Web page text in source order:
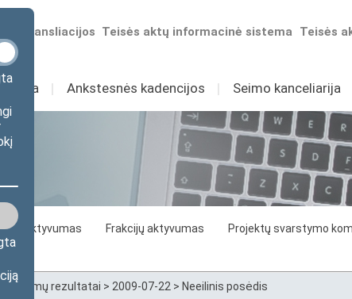
Teisės
Teisės aktų informacinė sistema
transliacijos
Veikla I Ankstesnės kadencijos I Seimo kanceliarija
aktyvumas Frakcijų aktyvumas
Projektų svarstymo
rezultatai > 2009-07-22 > Neeilinis posėdis